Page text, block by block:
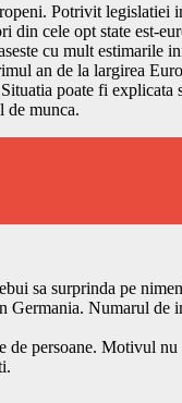
Potrivit
cele opt state est-
cu mult estimarile
an de la largirea
poate fi
de munca.
sa surprinda pe
Numarul
persoane. Motivul